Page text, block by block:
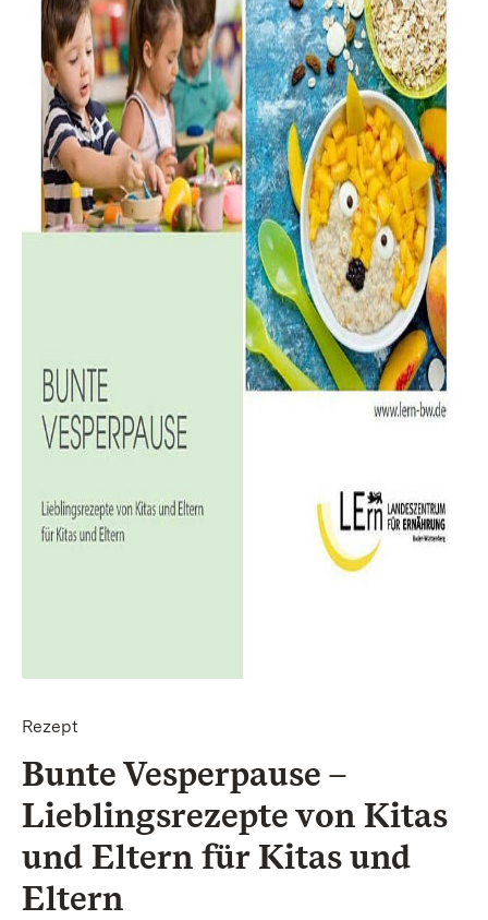
Rezept
Bunte Vesper­pause –
Lieblings­rezepte von Kitas
und Eltern für Kitas und
Eltern